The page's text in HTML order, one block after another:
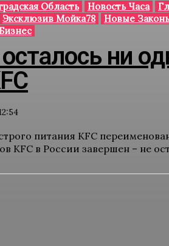
Область Новость Часа
Эксклюзив Мойка78 Новые
ни
питания KFC
KFC в России завершен – не